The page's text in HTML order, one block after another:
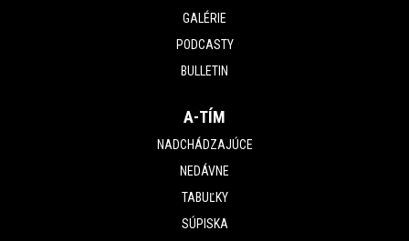
GALÉRIE
PODCASTY
BULLETIN
A-TÍM
NADCHÁDZAJÚCE
NEDÁVNE
TABUĽKY
SÚPISKA